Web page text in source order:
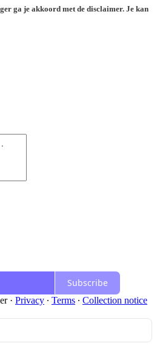
ga je akkoord met de disclaimer. Je kan
Subscribe
· Privacy ∙ Terms ∙ Collection notice